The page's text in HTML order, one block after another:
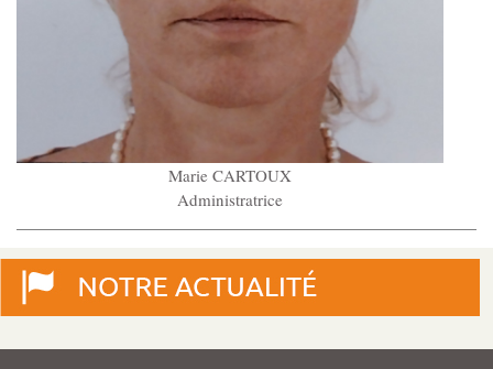
Marie CARTOUX
Administratrice